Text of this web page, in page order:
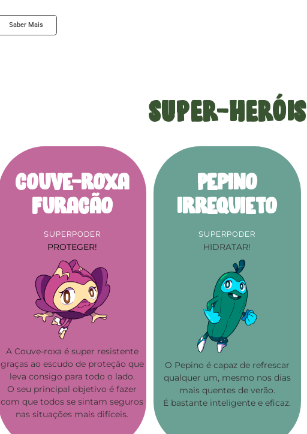
Saber Mais
SUPER-HERÓIS
Couve-roxa
Furacão
SUPERPODER
PROTEGER!
A Couve-roxa é super resistente
graças ao escudo de proteção que
leva consigo para todo o lado.
O seu principal objetivo é fazer
com que todos se sintam seguros
nas situações mais difíceis.
Pepino
Irrequieto
SUPERPODER
HIDRATAR!
O Pepino é capaz de refrescar
qualquer um, mesmo nos dias
mais quentes de verão.
É bastante inteligente e eficaz.